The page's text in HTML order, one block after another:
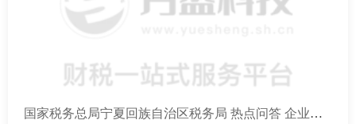
国家税务总局宁夏回族自治区税务局 热点问答 企业招用的同一就业人员既是脱贫人口又是残疾人能否同时享受支持重点群体创业就业税收优惠和安置残疾人税收优惠？